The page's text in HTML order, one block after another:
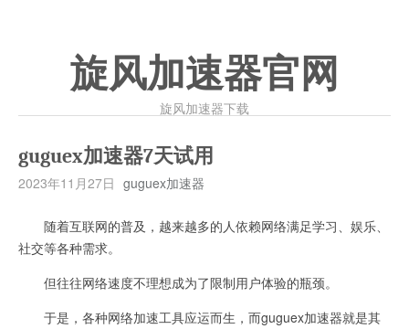
旋风加速器官网
旋风加速器下载
guguex加速器7天试用
2023年11月27日 guguex加速器
随着互联网的普及，越来越多的人依赖网络满足学习、娱乐、
社交等各种需求。
但往往网络速度不理想成为了限制用户体验的瓶颈。
于是，各种网络加速工具应运而生，而guguex加速器就是其